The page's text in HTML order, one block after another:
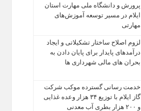
پرورش و دانشگاه ملی مهارت استان
ایلام در مسیر توسعه آموزش‌های
مهارتی
لزوم اصلاح ساختار تشکیلاتی و ایجاد
درآمدهای پایدار برای پایان دادن به
بحران‌ های مالی شهرداری‌ ها
خدمت رسانی گسترده موکب شرکت
گاز ایلام با توزیع ۳۴ هزار وعده غذایی
و ۲۰۰ هزار بطری آب معدنی